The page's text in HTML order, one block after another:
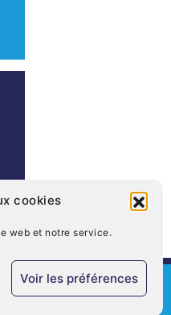
cookies
web et notre service.
Voir les préférences
Nous contacter